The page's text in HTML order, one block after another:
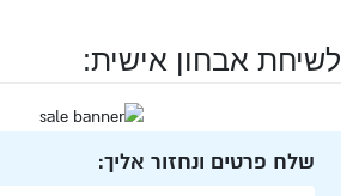
לשיחת אבחון אישית:
שלח פרטים ונחזור אליך: